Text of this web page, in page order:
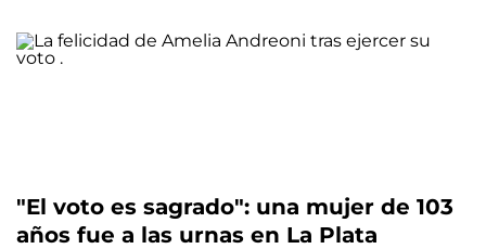
"El voto es sagrado": una mujer de 103
años fue a las urnas en La Plata